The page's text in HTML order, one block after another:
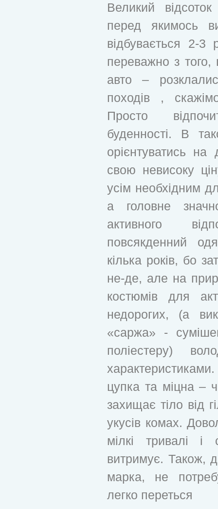
Великий
перед якимось
відбувається 2-3
переважно з
авто –
походів ,
Просто
буденності. В
орієнтуватись
свою невисоку
усім необхідним
а головне
активного
повсякденний
кілька років, бо
не-де, але на
костюмів для
недорогих, (а
«саржа» -
поліестеру)
цупка та міцна –
захищає тіло від
укусів комах.
мілкі тривалі і
витримує. Також,
марка, не
легко переться